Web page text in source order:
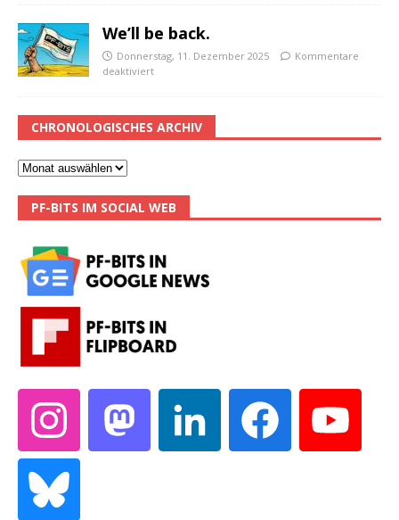
We’ll be back.
Donnerstag, 11. Dezember 2025
Kommentare
deaktiviert
CHRONOLOGISCHES ARCHIV
PF-BITS IM SOCIAL WEB